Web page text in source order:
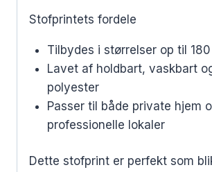
Stofprintets fordele
Tilbydes i størrelser op til
Lavet af holdbart, vaskbart
polyester
Passer til både private hjem
professionelle lokaler
Dette stofprint er perfekt som